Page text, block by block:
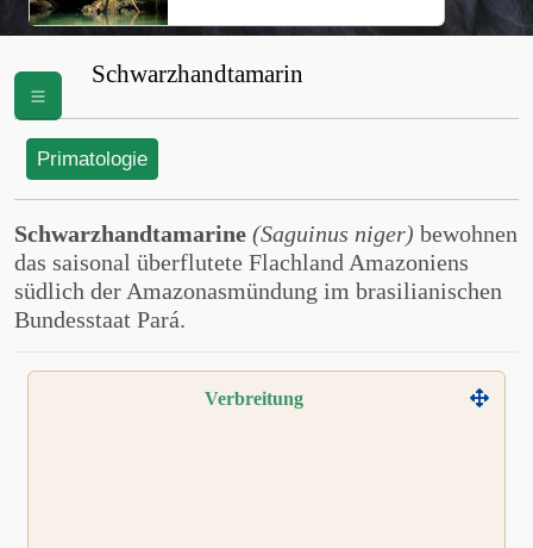
Schwarzhandtamarin
Primatologie
Schwarzhandtamarine (Saguinus niger) bewohnen
das saisonal überflutete Flachland Amazoniens
südlich der Amazonasmündung im brasilianischen
Bundesstaat Pará.
Verbreitung